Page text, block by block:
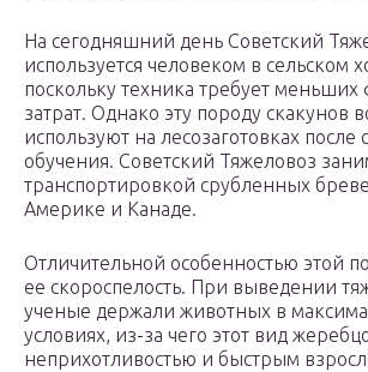
На сегодняшний день Советский
используется человеком в сельском
поскольку техника требует
затрат. Однако эту породу скакунов
используют на лесозаготовках после
обучения. Советский Тяжеловоз
транспортировкой срубленных
Америке и Канаде.
Отличительной особенностью этой
ее скороспелость. При выведении
ученые держали животных в
условиях, из-за чего этот вид
неприхотливостью и быстрым